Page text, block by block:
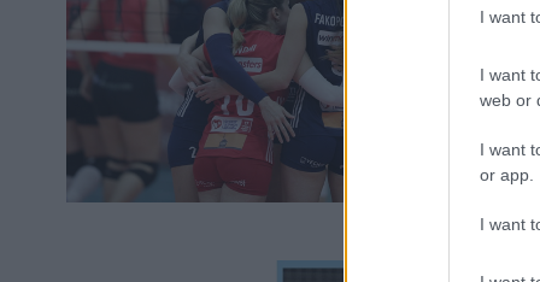
I want
I want
web or
I want
or app.
I want